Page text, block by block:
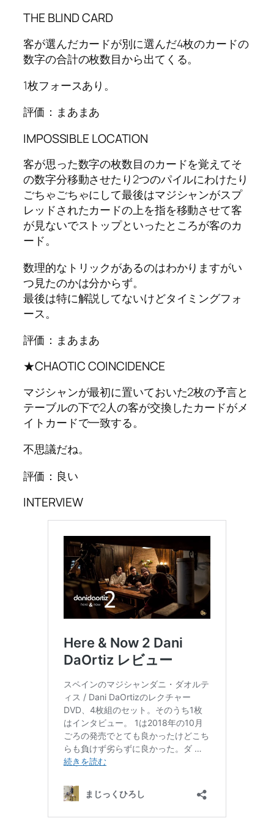
THE BLIND CARD
客が選んだカードが別に選んだ4枚のカードの
数字の合計の枚数目から出てくる。
1枚フォースあり。
評価：まあまあ
IMPOSSIBLE LOCATION
客が思った数字の枚数目のカードを覚えてそ
の数字分移動させたり2つのパイルにわけたり
ごちゃごちゃにして最後はマジシャンがスプ
レッドされたカードの上を指を移動させて客
が見ないでストップといったところが客のカ
ード。
数理的なトリックがあるのはわかりますがい
つ見たのかは分からず。
最後は特に解説してないけどタイミングフォ
ース。
評価：まあまあ
★CHAOTIC COINCIDENCE
マジシャンが最初に置いておいた2枚の予言と
テーブルの下で2人の客が交換したカードがメ
イトカードで一致する。
不思議だね。
評価：良い
INTERVIEW